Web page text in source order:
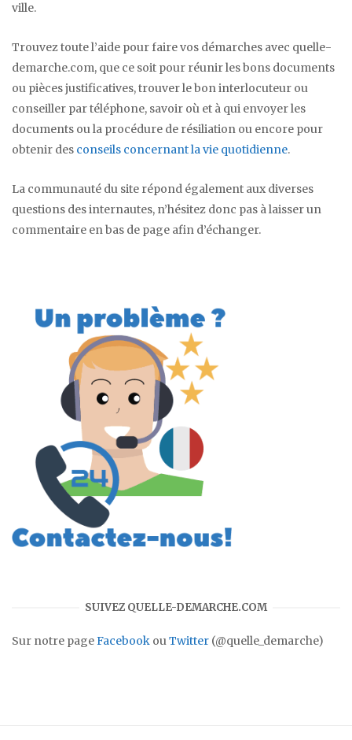
ville.
Trouvez toute l’aide pour faire vos démarches avec quelle-
demarche.com, que ce soit pour réunir les bons documents
ou pièces justificatives, trouver le bon interlocuteur ou
conseiller par téléphone, savoir où et à qui envoyer les
documents ou la procédure de résiliation ou encore pour
obtenir des conseils concernant la vie quotidienne.
La communauté du site répond également aux diverses
questions des internautes, n’hésitez donc pas à laisser un
commentaire en bas de page afin d’échanger.
SUIVEZ QUELLE-DEMARCHE.COM
Sur notre pageFacebook ouTwitter (@quelle_demarche)